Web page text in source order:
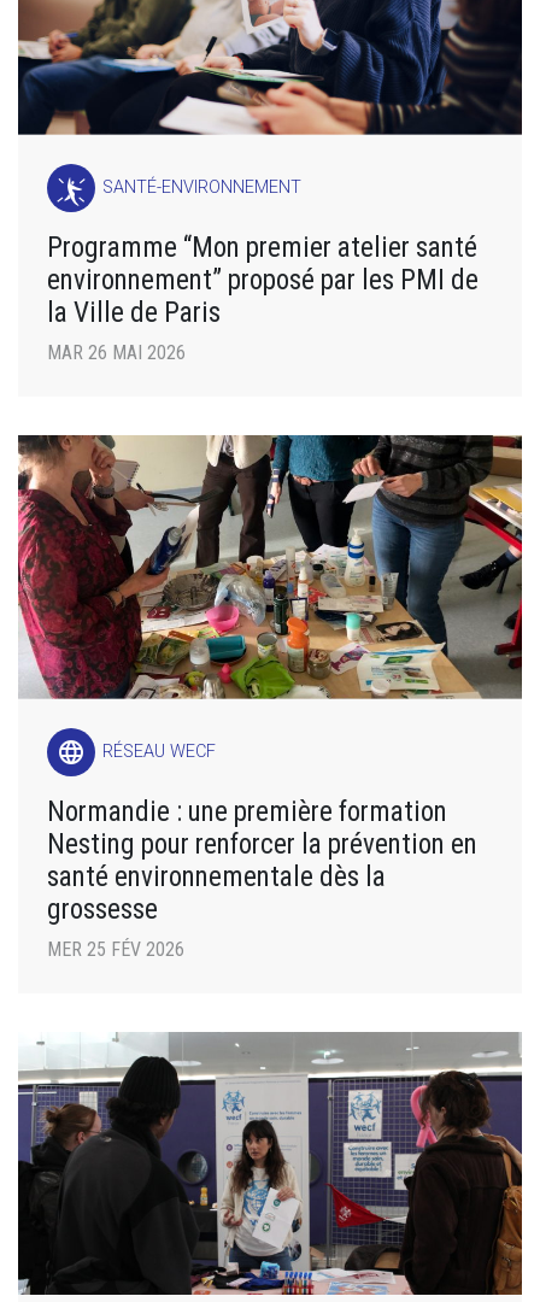
SANTÉ-ENVIRONNEMENT
Programme “Mon premier atelier santé
environnement” proposé par les PMI de
la Ville de Paris
MAR 26 MAI 2026
language RÉSEAU WECF
Normandie : une première formation
Nesting pour renforcer la prévention en
santé environnementale dès la
grossesse
MER 25 FÉV 2026